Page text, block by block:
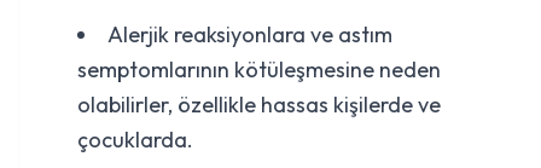
Alerjik reaksiyonlara ve astım
semptomlarının kötüleşmesine neden
olabilirler, özellikle hassas kişilerde ve
çocuklarda.